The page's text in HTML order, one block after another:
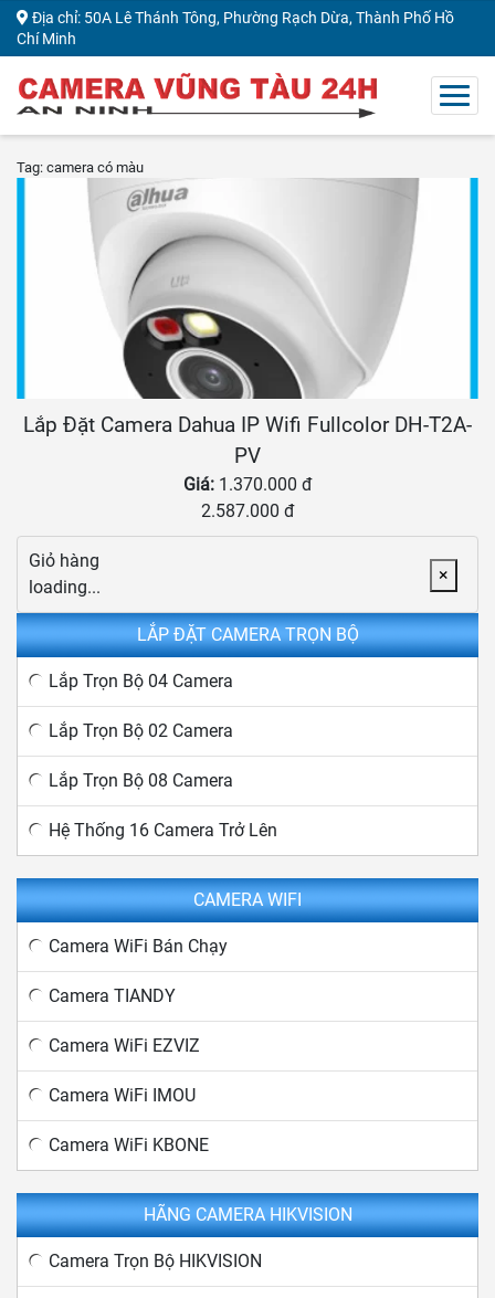
Địa chỉ: 50A Lê Thánh Tông, Phường Rạch Dừa, Thành Phố Hồ
Chí Minh
Tag: camera có màu
Lắp Đặt Camera Dahua IP Wifi Fullcolor DH-T2A-
PV
Giá: 1.370.000 đ
2.587.000 đ
×
Giỏ hàng
loading...
LẮP ĐẶT CAMERA TRỌN BỘ
Lắp Trọn Bộ 04 Camera
Lắp Trọn Bộ 02 Camera
Lắp Trọn Bộ 08 Camera
Hệ Thống 16 Camera Trở Lên
CAMERA WIFI
Camera WiFi Bán Chạy
Camera TIANDY
Camera WiFi EZVIZ
Camera WiFi IMOU
Camera WiFi KBONE
HÃNG CAMERA HIKVISION
Camera Trọn Bộ HIKVISION